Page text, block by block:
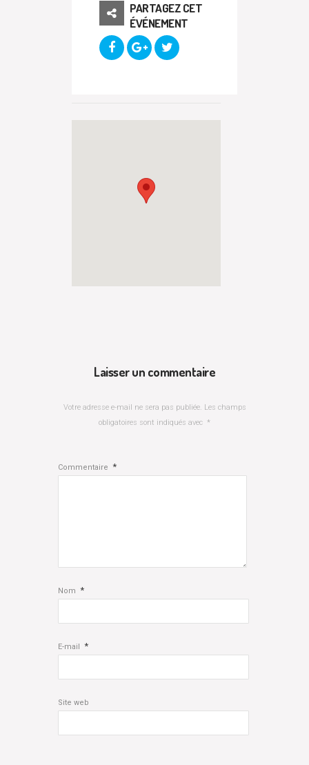
PARTAGEZ CET
ÉVÉNEMENT
Laisser un commentaire
Votre adresse e-mail ne sera pas publiée. Les champs
obligatoires sont indiqués avec *
Commentaire *
Nom *
E-mail *
Site web